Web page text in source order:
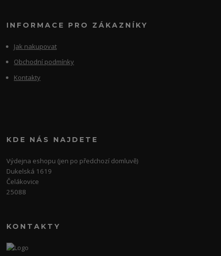
INFORMACE PRO ZÁKAZNÍKY
Jak nakupovat
Obchodní podmínky
Kontakty
KDE NÁS NAJDETE
Výdejna eshopu (jen po předchozí domluvě)
Dukelská 1619
Čelákovice
25088
KONTAKTY